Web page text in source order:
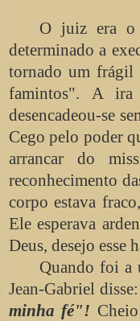
O juiz era o
determinado a
tornado um frágil
famintos". A ira
desencadeou-se
Cego pelo poder
arrancar do
reconhecimento
corpo estava
Ele esperava
Deus, desejo esse
Quando foi a
Jean-Gabriel disse:
minha fé"!